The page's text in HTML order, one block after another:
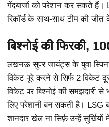
गेंदबाजों को परेशान कर सकते हैं।
रिकॉर्ड के साथ-साथ टीम की जीत
बिश्नोई की फिरकी,
लखनऊ सुपर जायंट्स के युवा
विकेट पूरे करने से सिर्फ 2 विकेट
विकेट पर बिश्नोई की समझदारी
लिए परेशानी बन सकती है। LSG
शानदार खेल ना सिर्फ़ उन्हें